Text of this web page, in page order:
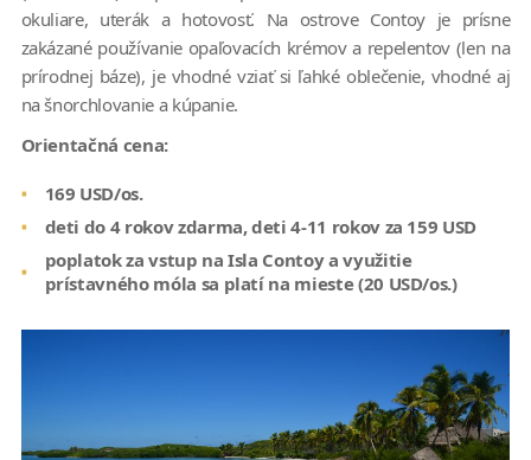
okuliare, uterák a hotovosť. Na ostrove Contoy je prísne
zakázané používanie opaľovacích krémov a repelentov (len na
prírodnej báze), je vhodné vziať si ľahké oblečenie, vhodné aj
na šnorchlovanie a kúpanie.
Orientačná cena:
169 USD/os.
deti do 4 rokov zdarma, deti 4-11 rokov za 159 USD
poplatok za vstup na Isla Contoy a využitie
prístavného móla sa platí na mieste (20 USD/os.)